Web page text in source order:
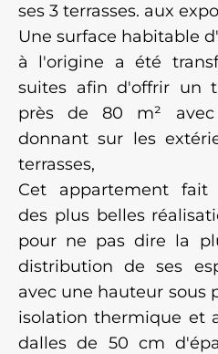
ses 3 terrasses. aux
Une surface habitable
à l'origine a été
suites afin d'offrir un
près de 80 m²
donnant sur les
terrasses,
Cet appartement fait
des plus belles
pour ne pas dire la
distribution de ses
avec une hauteur sous
isolation thermique et
dalles de 50 cm